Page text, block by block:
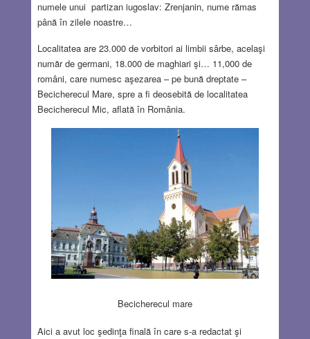
numele unui partizan iugoslav: Zrenjanin, nume rămas
până în zilele noastre…
Localitatea are 23.000 de vorbitori ai limbii sârbe, acelaşi
număr de germani, 18.000 de maghiari şi… 11,000 de
români, care numesc aşezarea – pe bună dreptate –
Becicherecul Mare, spre a fi deosebită de localitatea
Becicherecul Mic, aflată în România.
Becicherecul mare
Aici a avut loc şedinţa finală în care s-a redactat şi